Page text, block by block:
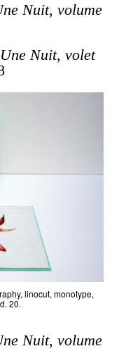
Nuit, volume
Nuit, volet
linocut, monotype,
20.
Nuit, volume